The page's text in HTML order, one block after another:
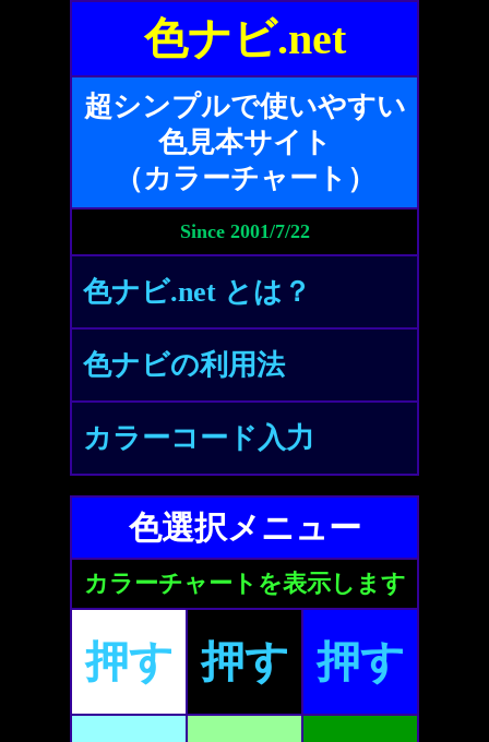
色ナビ.net
超シンプルで使いやすい
色見本サイト
（カラーチャート）
Since 2001/7/22
色ナビ.net とは？
色ナビの利用法
カラーコード入力
色選択メニュー
カラーチャートを表示します
押す 押す 押す